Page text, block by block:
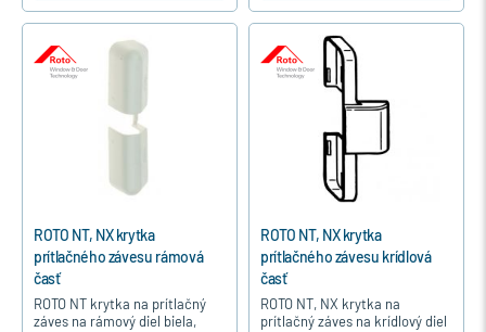
ROTO NT, NX krytka
prítlačného závesu rámová
časť
ROTO NT krytka na prítlačný
záves na rámový diel biela,
ROTO NT, NX krytka
prítlačného závesu krídlová
časť
ROTO NT, NX krytka na
prítlačný záves na krídlový diel